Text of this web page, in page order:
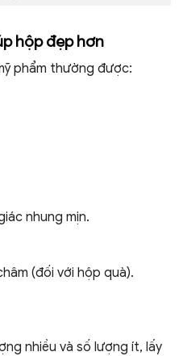
hộp đẹp hơn
phẩm thường được:
nhung mịn.
(đối với hộp quà).
nhiều và số lượng ít, lấy